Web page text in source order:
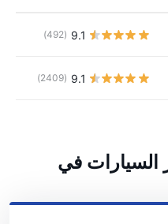
9.1
(492)
9.1
(2409)
السيارات في
لدينا في سميذرز